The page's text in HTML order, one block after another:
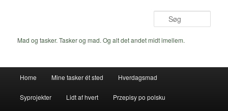
indholdMad og tasker. Tasker og mad. Og alt det andet midt imellem.
Home Mine tasker ét sted Hverdagsmad
Syprojekter Lidt af hvert Przepisy po polsku